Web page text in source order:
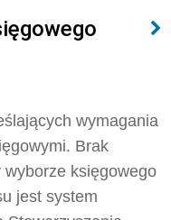
wymagania
Brak
księgowego
jest system